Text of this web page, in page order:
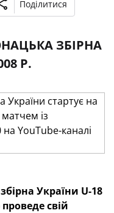
Поділитися
ЗБІРНА
Р.
України U-18
свій